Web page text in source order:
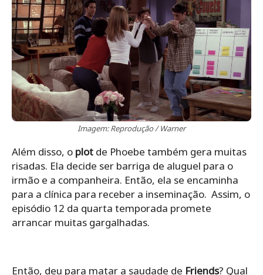
Imagem: Reprodução / Warner
Além disso, o plot de Phoebe também gera muitas
risadas. Ela decide ser barriga de aluguel para o
irmão e a companheira. Então, ela se encaminha
para a clínica para receber a inseminação. Assim, o
episódio 12 da quarta temporada promete
arrancar muitas gargalhadas.
Então, deu para matar a saudade de Friends? Qual